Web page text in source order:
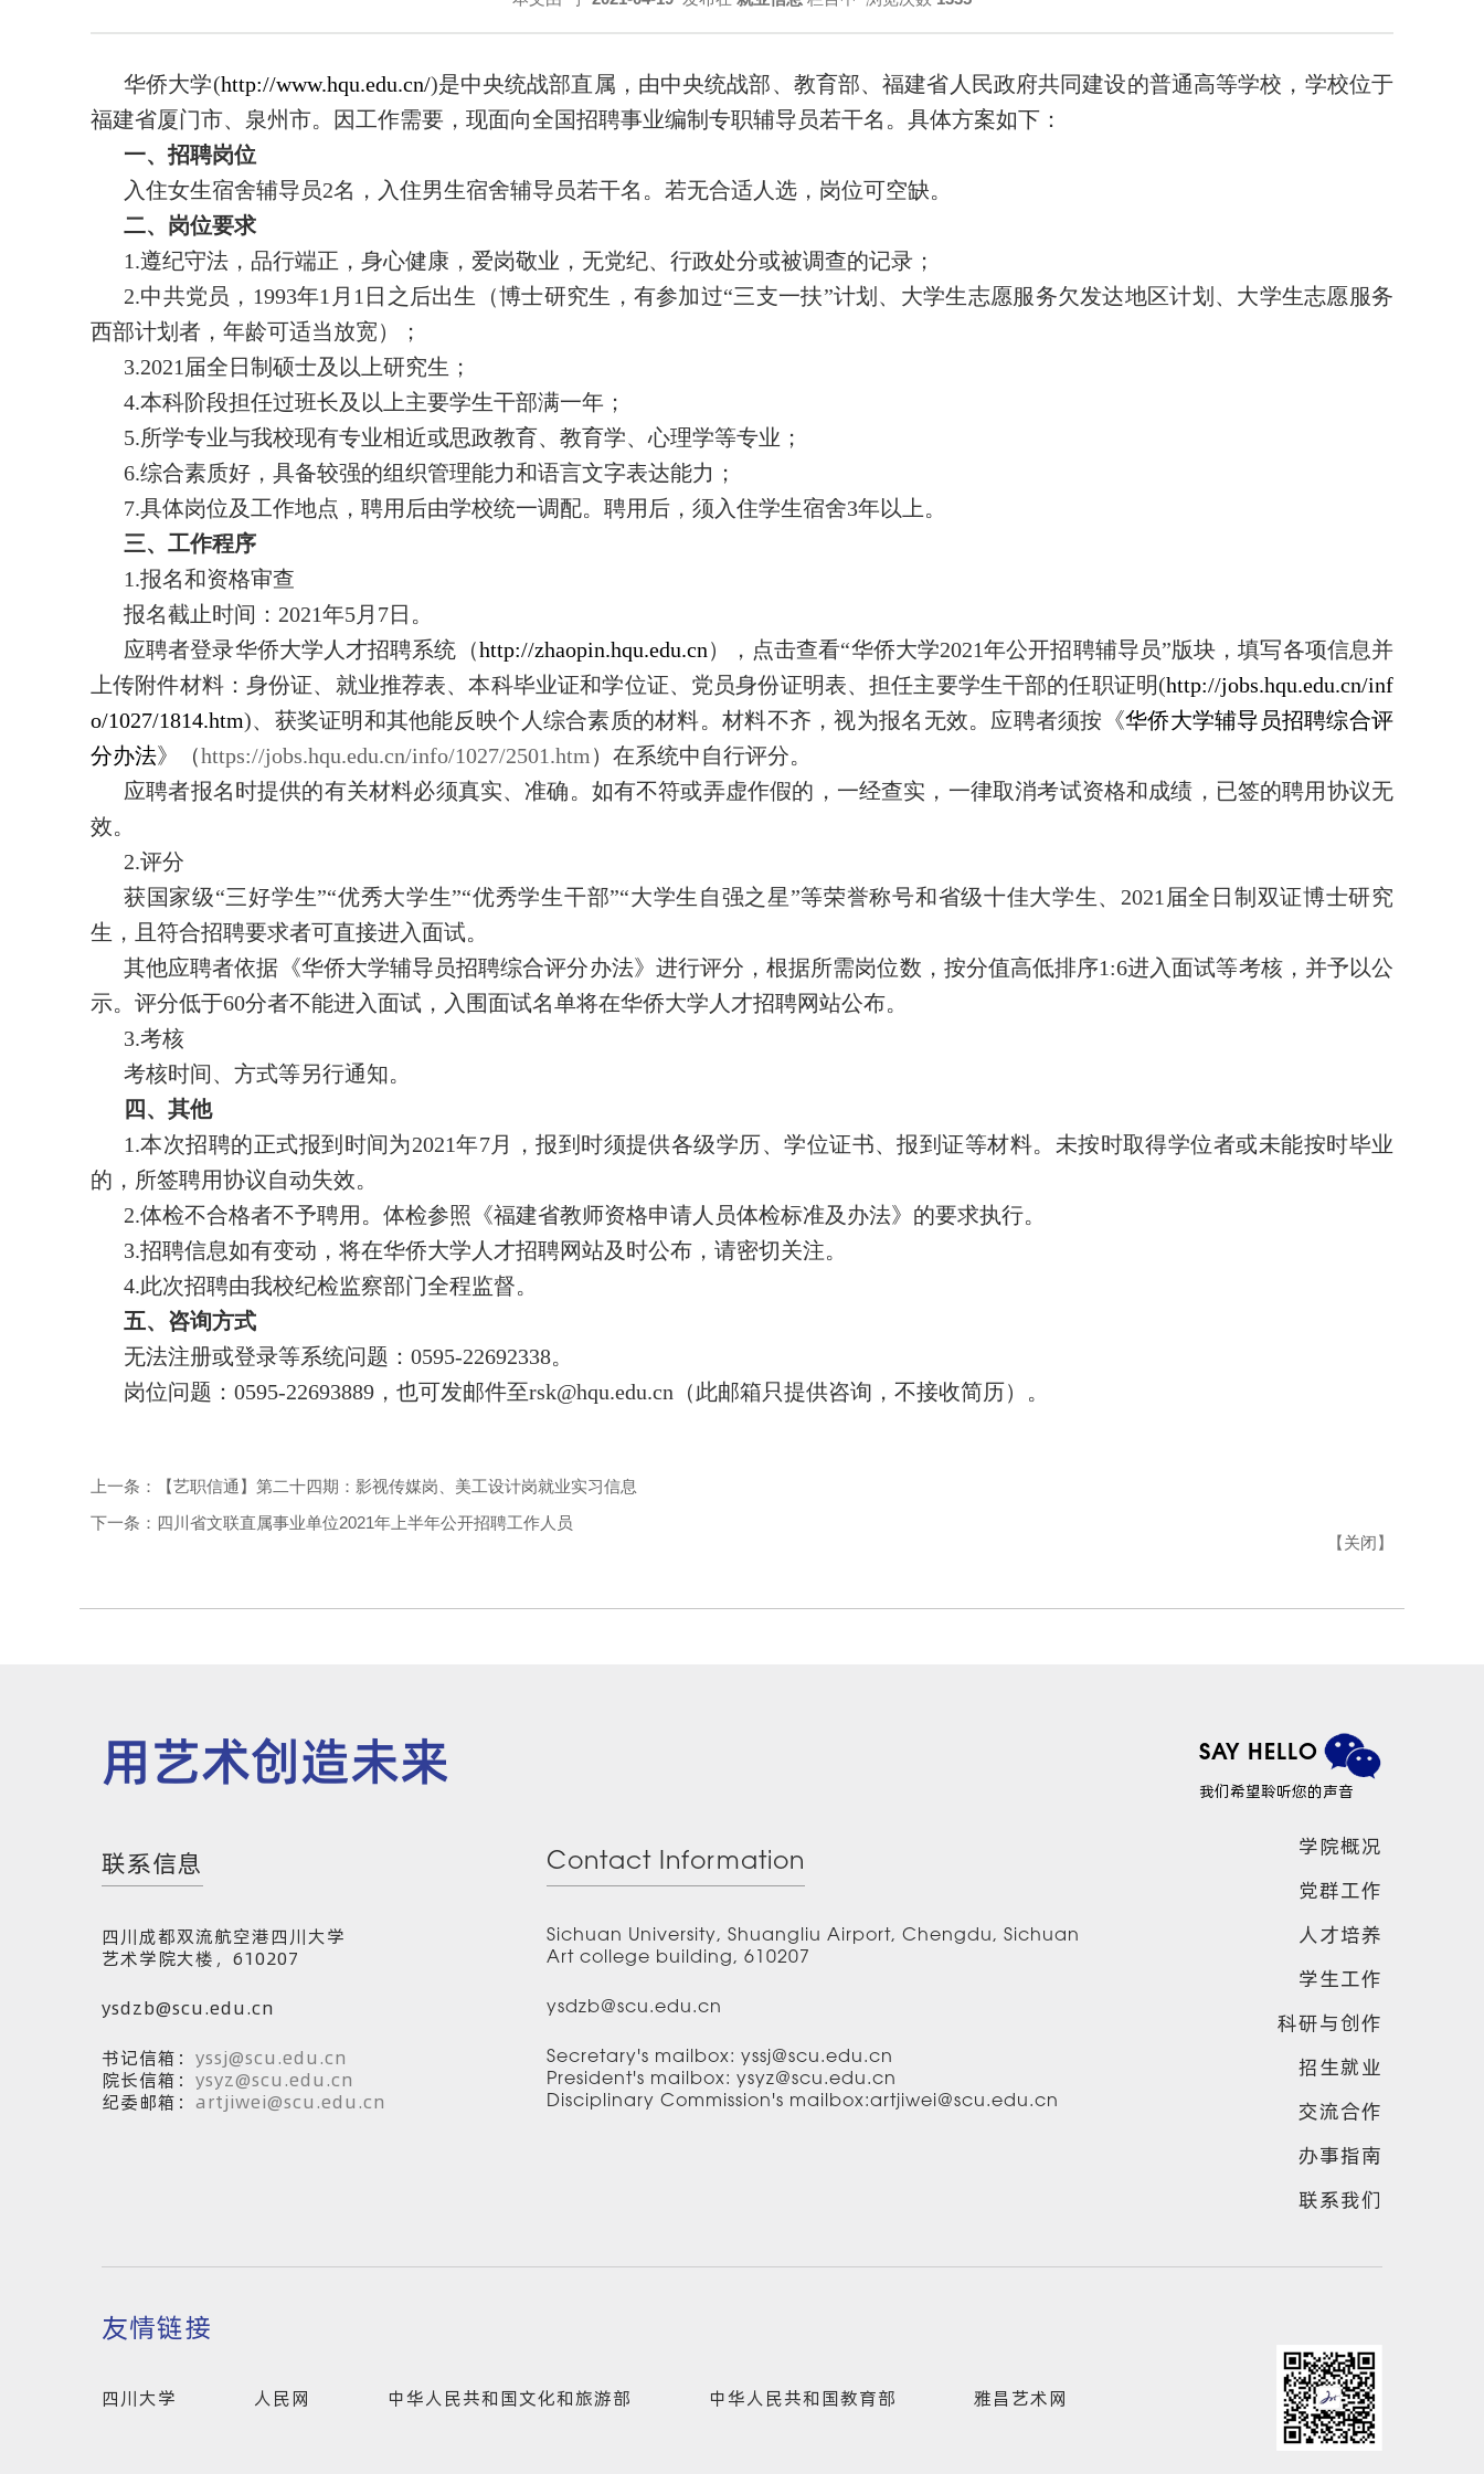
华侨大学(http://www.hqu.edu.cn/)是中央统战部直属，由中央统战部、教育部、福建省人民政府共同建设的普通高等学校，学校位于
福建省厦门市、泉州市。因工作需要，现面向全国招聘事业编制专职辅导员若干名。具体方案如下：
一、招聘岗位
入住女生宿舍辅导员2名，入住男生宿舍辅导员若干名。若无合适人选，岗位可空缺。
二、岗位要求
1.遵纪守法，品行端正，身心健康，爱岗敬业，无党纪、行政处分或被调查的记录；
2.中共党员，1993年1月1日之后出生（博士研究生，有参加过“三支一扶”计划、大学生志愿服务欠发达地区计划、大学生志愿服务
西部计划者，年龄可适当放宽）；
3.2021届全日制硕士及以上研究生；
4.本科阶段担任过班长及以上主要学生干部满一年；
5.所学专业与我校现有专业相近或思政教育、教育学、心理学等专业；
6.综合素质好，具备较强的组织管理能力和语言文字表达能力；
7.具体岗位及工作地点，聘用后由学校统一调配。聘用后，须入住学生宿舍3年以上。
三、工作程序
1.报名和资格审查
报名截止时间：2021年5月7日。
应聘者登录华侨大学人才招聘系统（http://zhaopin.hqu.edu.cn），点击查看“华侨大学2021年公开招聘辅导员”版块，填写各项信息并
上传附件材料：身份证、就业推荐表、本科毕业证和学位证、党员身份证明表、担任主要学生干部的任职证明(http://jobs.hqu.edu.cn/inf
o/1027/1814.htm)、获奖证明和其他能反映个人综合素质的材料。材料不齐，视为报名无效。应聘者须按《华侨大学辅导员招聘综合评
分办法》（https://jobs.hqu.edu.cn/info/1027/2501.htm ）在系统中自行评分。
应聘者报名时提供的有关材料必须真实、准确。如有不符或弄虚作假的，一经查实，一律取消考试资格和成绩，已签的聘用协议无
效。
2.评分
获国家级“三好学生”“优秀大学生”“优秀学生干部”“大学生自强之星”等荣誉称号和省级十佳大学生、2021届全日制双证博士研究
生，且符合招聘要求者可直接进入面试。
其他应聘者依据《华侨大学辅导员招聘综合评分办法》进行评分，根据所需岗位数，按分值高低排序1:6进入面试等考核，并予以公
示。评分低于60分者不能进入面试，入围面试名单将在华侨大学人才招聘网站公布。
3.考核
考核时间、方式等另行通知。
四、其他
1.本次招聘的正式报到时间为2021年7月，报到时须提供各级学历、学位证书、报到证等材料。未按时取得学位者或未能按时毕业
的，所签聘用协议自动失效。
2.体检不合格者不予聘用。体检参照《福建省教师资格申请人员体检标准及办法》的要求执行。
3.招聘信息如有变动，将在华侨大学人才招聘网站及时公布，请密切关注。
4.此次招聘由我校纪检监察部门全程监督。
五、咨询方式
无法注册或登录等系统问题：0595-22692338。
岗位问题：0595-22693889，也可发邮件至rsk@hqu.edu.cn（此邮箱只提供咨询，不接收简历）。
上一条：【艺职信通】第二十四期：影视传媒岗、美工设计岗就业实习信息
下一条：四川省文联直属事业单位2021年上半年公开招聘工作人员
【关闭】
用艺术创造未来
联系信息
四川成都双流航空港四川大学
艺术学院大楼，610207
ysdzb@scu.edu.cn
书记信箱： yssj@scu.edu.cn
院长信箱： ysyz@scu.edu.cn
纪委邮箱： artjiwei@scu.edu.cn
Contact Information
Sichuan University, Shuangliu Airport, Chengdu, Sichuan
Art college building, 610207
ysdzb@scu.edu.cn
Secretary's mailbox: yssj@scu.edu.cn
President's mailbox: ysyz@scu.edu.cn
Disciplinary Commission's mailbox:artjiwei@scu.edu.cn
SAY HELLO
我们希望聆听您的声音
学院概况
党群工作
人才培养
学生工作
科研与创作
招生就业
交流合作
办事指南
联系我们
友情链接
四川大学 人民网 中华人民共和国文化和旅游部 中华人民共和国教育部 雅昌艺术网